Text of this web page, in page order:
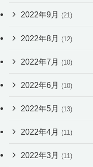
2022年9月 (21)
2022年8月 (12)
2022年7月 (10)
2022年6月 (10)
2022年5月 (13)
2022年4月 (11)
2022年3月 (11)